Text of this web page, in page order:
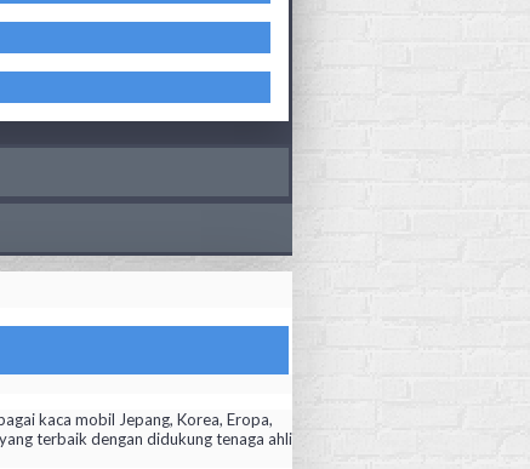
kaca mobil Jepang, Korea, Eropa,
terbaik dengan didukung tenaga ahli